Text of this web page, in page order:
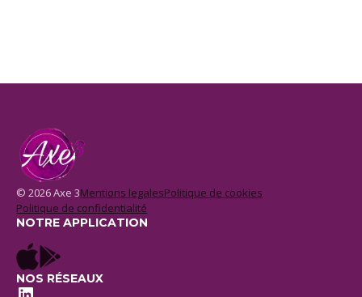
© 2026 Axe 3Mentions legalesPolitique de cookies
Politique de confidentialité
NOTRE APPLICATION
NOS RÉSEAUX